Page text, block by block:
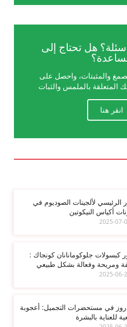
هل تحتاج إلى
والمثبتات، واحصل على
المتعلقة بالملمس والثبات
انقر هنا
الرئيسي لألجينات الصوديوم في
أكياس النيكوتين
كبسولات جلوكومانانان كونجاك :
ومريحة وفعالة بشكل طبيعي
في مستحضرات التجميل: أعجوبة
للعناية بالبشرة